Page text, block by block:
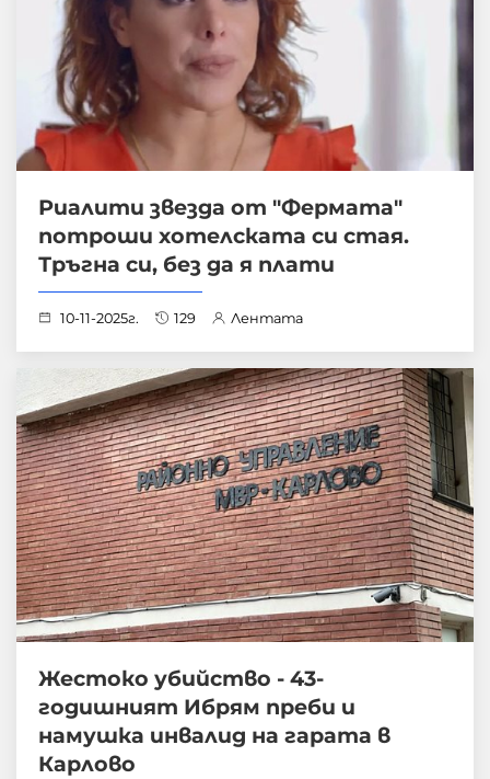
Риалити звезда от "Фермата"
потроши хотелската си стая.
Тръгна си, без да я плати
10-11-2025г. 129 Лентата
Жестоко убийство - 43-
годишният Ибрям преби и
намушка инвалид на гарата в
Карлово